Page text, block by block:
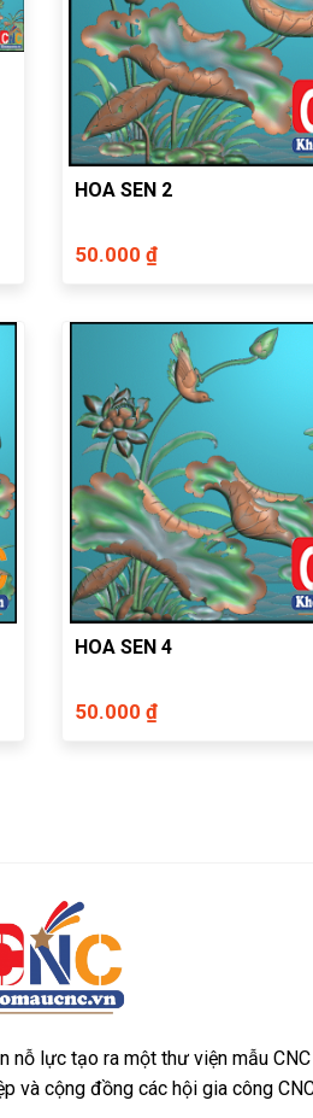
HOA SEN 2
50.000 ₫
HOA SEN 4
50.000 ₫
nỗ lực tạo ra một thư viện mẫu
và cộng đồng các hội gia công